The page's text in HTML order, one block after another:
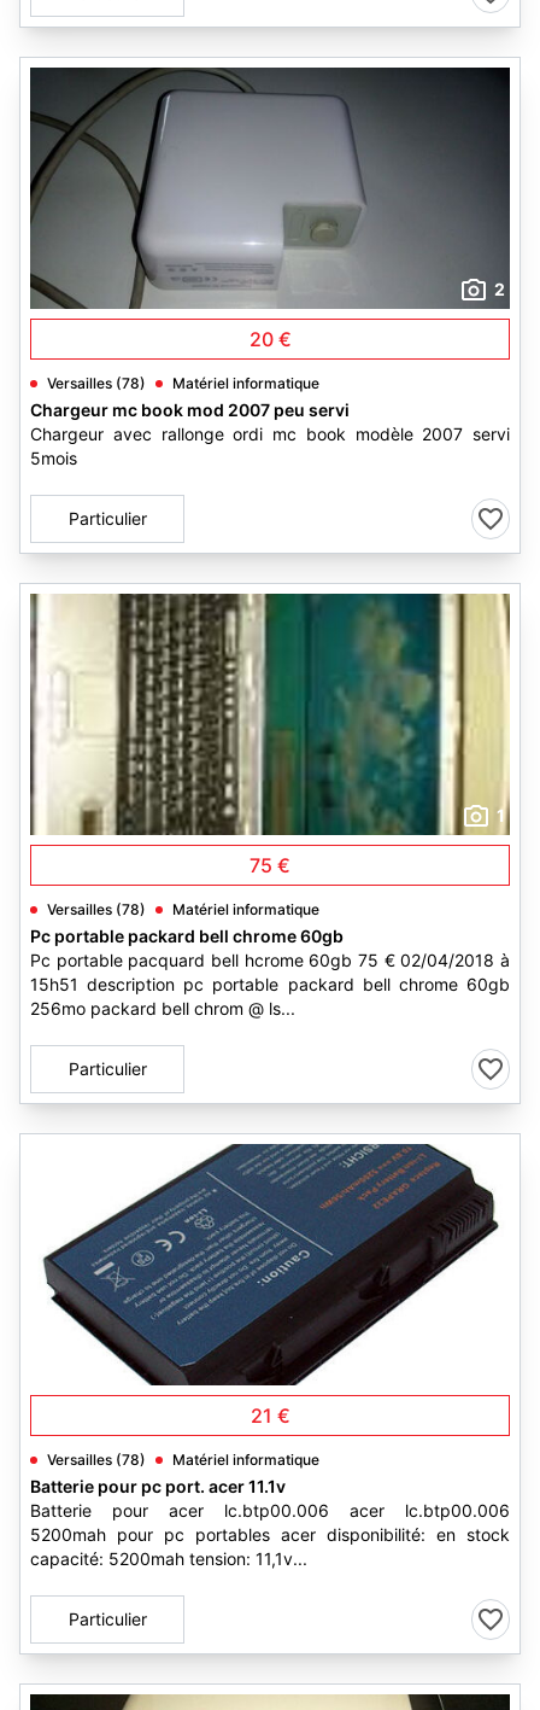
2
20 €
Versailles (78) Matériel informatique
Chargeur mc book mod 2007 peu servi
Chargeur avec rallonge ordi mc book modèle 2007 servi
5mois
Particulier
1
75 €
Versailles (78) Matériel informatique
Pc portable packard bell chrome 60gb
Pc portable pacquard bell hcrome 60gb 75 € 02/04/2018 à
15h51 description pc portable packard bell chrome 60gb
256mo packard bell chrom @ ls...
Particulier
21 €
Versailles (78) Matériel informatique
Batterie pour pc port. acer 11.1v
Batterie pour acer lc.btp00.006 acer lc.btp00.006
5200mah pour pc portables acer disponibilité: en stock
capacité: 5200mah tension: 11,1v...
Particulier